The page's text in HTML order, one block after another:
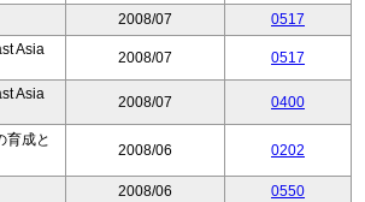
2008/07
0517
Asia
2008/07 0517
Asia
2008/07 0400
育成と
2008/06 0202
2008/06 0550